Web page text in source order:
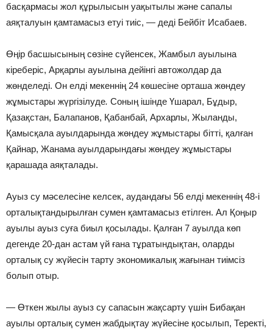
басқармасы жол құрылысын уақытылы және сапалы
аяқталуын қамтамасыз етуі тиіс, — деді Бейбіт Исабаев.
Өңір басшысының сөзіне сүйенсек, Жамбыл ауылына
кіреберіс, Арқарлы ауылына дейінгі автожолдар да
жөнделеді. Он елді мекеннің 24 көшесіне орташа жөндеу
жұмыстары жүргізілуде. Соның ішінде Үшарал, Бұдыр,
Қазақстан, Балапанов, Қабанбай, Архарлы, Жыланды,
Қамысқала ауылдарында жөндеу жұмыстары бітті, қалған
Қайнар, Жанама ауылдарындағы жөндеу жұмыстары
қарашада аяқталады.
Ауыз су мәселесіне келсек, аудандағы 56 елді мекеннің 48-і
орталықтандырылған сумен қамтамасыз етілген. Ал Қоңыр
ауылы ауыз суға биыл қосылады. Қалған 7 ауылда көп
дегенде 20-дан астам үй ғана тұратындықтан, оларды
орталық су жүйесін тарту экономикалық жағынан тиімсіз
болып отыр.
— Өткен жылы ауыз су сапасын жақсарту үшін Бибақан
ауылы орталық сумен жабдықтау жүйесіне қосылып, Теректі,